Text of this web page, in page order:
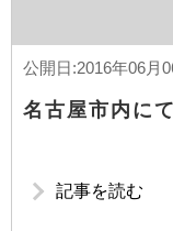
公開日:2016年06月
名古屋市内に
記事を読む